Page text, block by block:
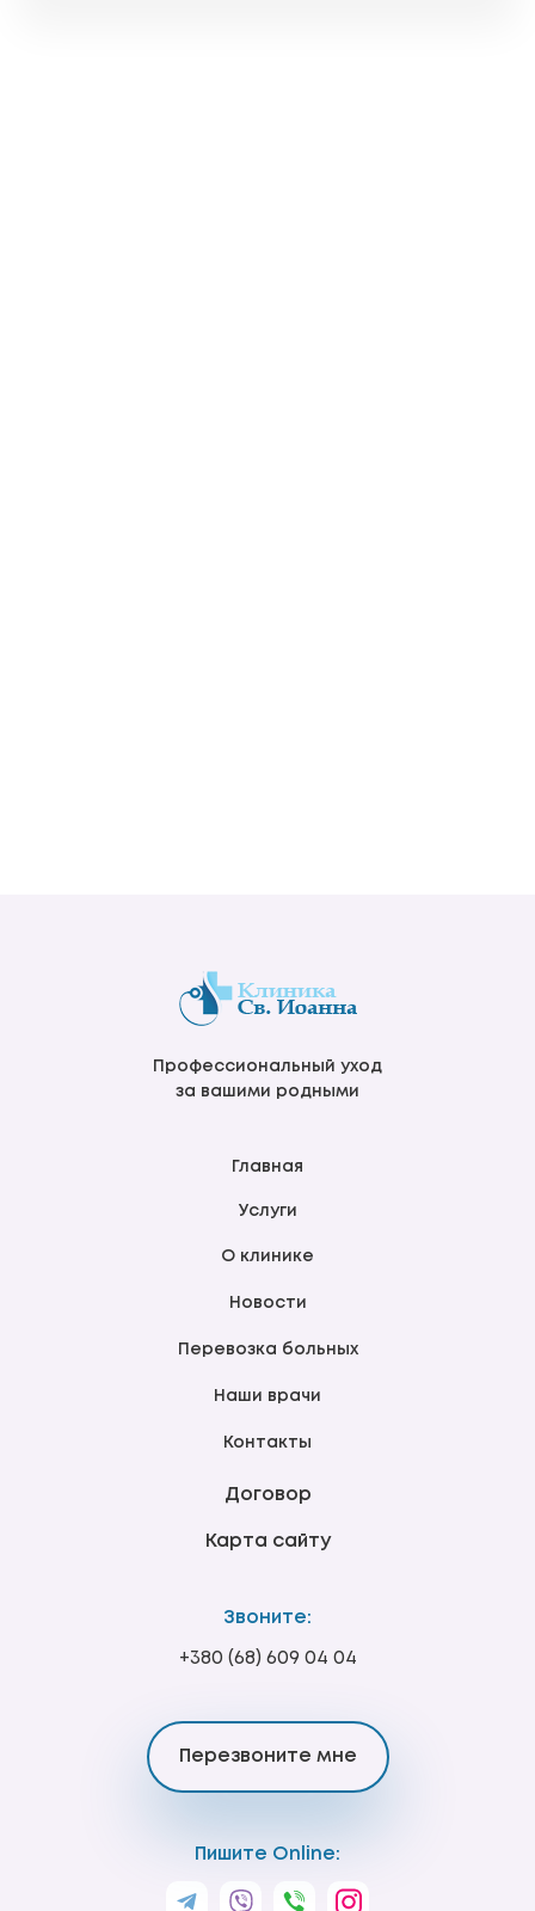
Профессиональный уход
за вашими родными
Главная
Услуги
О клинике
Новости
Перевозка больных
Наши врачи
Контакты
Договор
Карта сайту
Звоните:
+380 (68) 609 04 04
Перезвоните мне
Пишите Online: